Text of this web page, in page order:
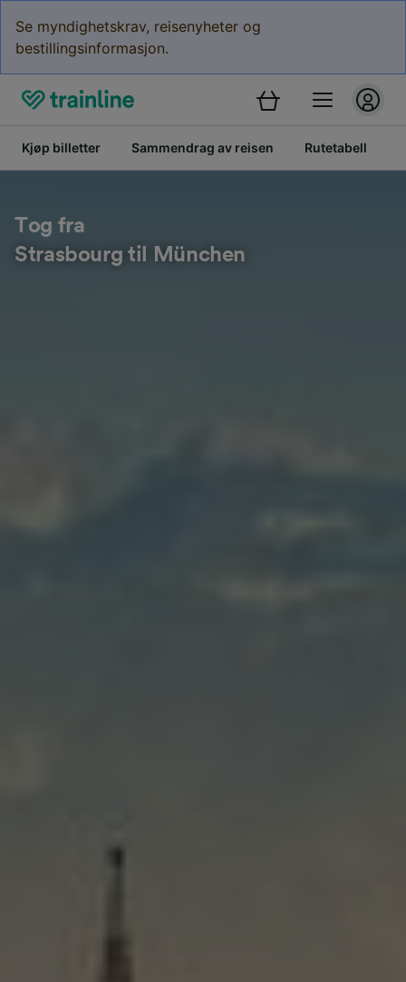
Se myndighetskrav, reisenyheter og
bestillingsinformasjon.
Kjøp billetter Sammendrag av reisen Rutetabell
Tog fra
Strasbourg til München